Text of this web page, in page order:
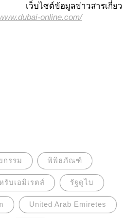
มูลข่าวสารเกี่ยว
online.com/
กรรม พิพิธภัณฑ์
รับเอมิเรตส์ รัฐดูไบ
United Arab Emiretes